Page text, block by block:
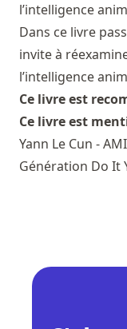
l’intelligence
Dans ce livre
invite à
l’intelligence
Ce livre est
Ce livre est
Yann Le Cun -
Génération Do It